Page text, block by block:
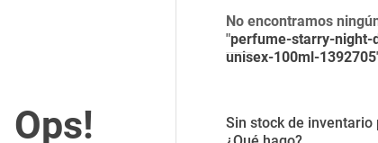
No encontramos
"perfume-starry-night-
unisex-100ml-1392705
Sin stock de